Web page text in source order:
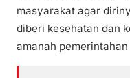
masyarakat agar
diberi kesehatan dan
amanah